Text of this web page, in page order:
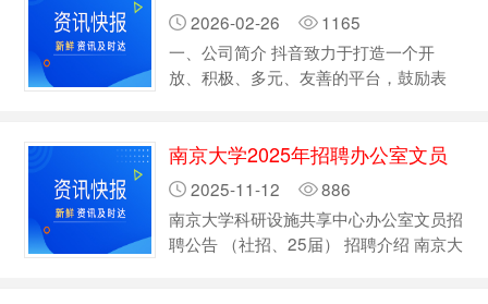
试剂管理系统的运行管理； 2.负责管制
类化学品（剧毒、易制毒、易制爆化学品
等）监督管理； 3.协助实验室危险化学
品的购买、存储、使用等安全技术指导与
2026-02-26
1165
一、公司简介 抖音致力于打造一个开
放、积极、多元、友善的平台，鼓励表
Al算法驱动的个性化推荐与智能创作工
具，满足用户表达、学习、娱乐、社交、
消费等需求。回顾抖音一路走来的历程，
我们在帮助亿万用户记录美好生活的过程
中，努力变得更好。 二、招聘岗位 抖音
南京大学2025年招聘办公室文员
2025-11-12
886
南京大学科研设施共享中心办公室文员招
聘公告 （社招、25届） 招聘介绍 南京大